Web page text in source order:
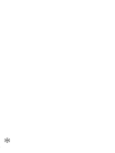
*